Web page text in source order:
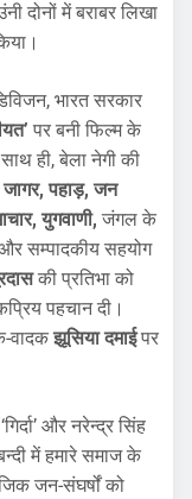
दोनों में बराबर लिखा
भारत सरकार
पर बनी फिल्म के
ही, बेला नेगी की
पहाड़, जन
युगवाणी, जंगल के
सम्पादकीय सहयोग
की प्रतिभा को
पहचान दी।
वादकझूसिया दमाईपर
और नरेन्द्र सिंह
में हमारे समाज के
जन-संघर्षों को